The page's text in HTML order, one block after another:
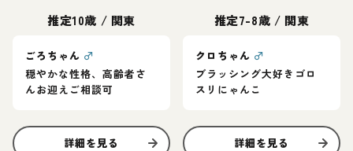
推定10歳 / 関東
ごろちゃん ♂
穏やかな性格、高齢者さ
んお迎えご相談可
詳細を見る
推定7-8歳 / 関東
クロちゃん ♂
ブラッシング大好きゴロ
スリにゃんこ
詳細を見る